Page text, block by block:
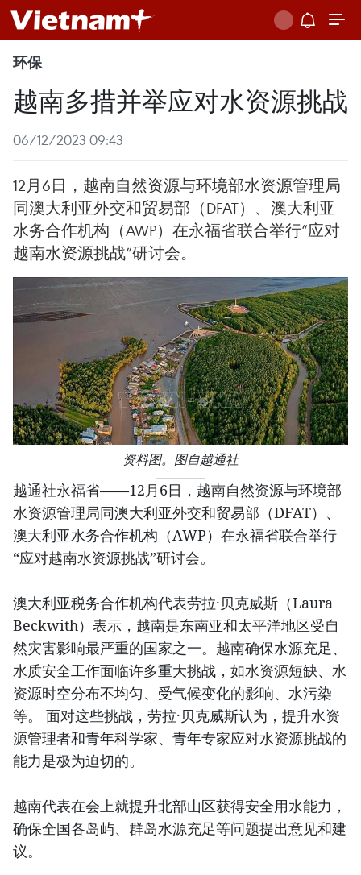
环保
越南多措并举应对水资源挑战
06/12/2023 09:43
12月6日，越南自然资源与环境部水资源管理局
同澳大利亚外交和贸易部（DFAT）、澳大利亚
水务合作机构（AWP）在永福省联合举行“应对
越南水资源挑战”研讨会。 ​
资料图。图自越通社
越通社永福省——12月6日，越南自然资源与环境部
水资源管理局同澳大利亚外交和贸易部（DFAT）、
澳大利亚水务合作机构（AWP）在永福省联合举行
“应对越南水资源挑战”研讨会。
澳大利亚税务合作机构代表劳拉·贝克威斯（Laura
Beckwith）表示，越南是东南亚和太平洋地区受自
然灾害影响最严重的国家之一。越南确保水源充足、
水质安全工作面临许多重大挑战，如水资源短缺、水
资源时空分布不均匀、受气候变化的影响、水污染
等。 面对这些挑战，劳拉·贝克威斯认为，提升水资
源管理者和青年科学家、青年专家应对水资源挑战的
能力是极为迫切的。
越南代表在会上就提升北部山区获得安全用水能力，
确保全国各岛屿、群岛水源充足等问题提出意见和建
议。